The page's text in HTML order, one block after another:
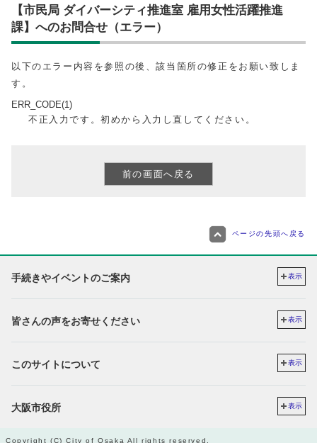
【市民局 ダイバーシティ推進室 雇用女性活躍推進
課】へのお問合せ（エラー）
以下のエラー内容を参照の後、該当箇所の修正をお願い致しま
す。
ERR_CODE(1)
不正入力です。初めから入力し直してください。
ページの先頭へ戻る
手続きやイベントのご案内 表示
皆さんの声をお寄せください 表示
このサイトについて 表示
大阪市役所 表示
Copyright (C) City of Osaka All rights reserved.